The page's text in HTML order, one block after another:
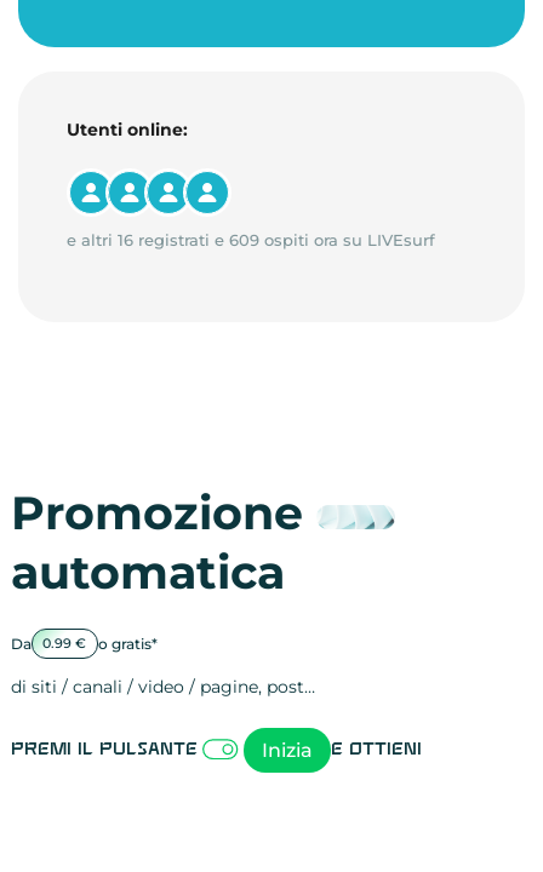
Utenti online:
e altri 16 registrati e 609 ospiti ora su LIVEsurf
Promozione
automatica
Da 0.99 € o gratis*
di siti / canali / video / pagine, post…
Premi il pulsante Inizia e ottieni